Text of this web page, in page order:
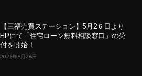
【三福売買ステーション】5月2６日より
HPにて「住宅ローン無料相談窓口」の受
付を開始！
2026年5月26日